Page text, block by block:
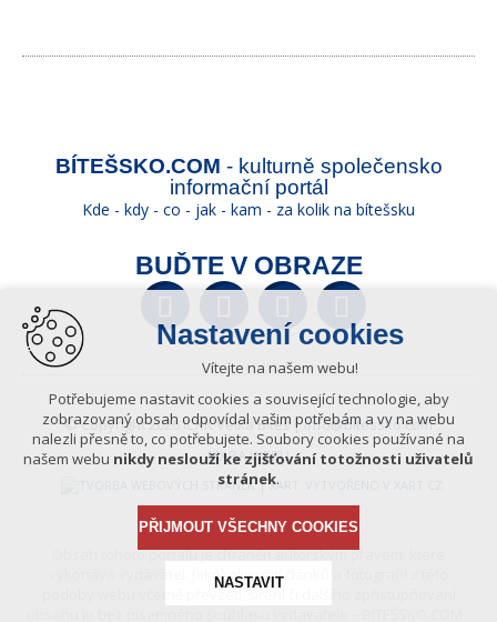
BÍTEŠSKO.COM - kulturně společensko
informační portál
Kde - kdy - co - jak - kam - za kolik na bítešsku
BUĎTE V OBRAZE
© Copyright 2026 ICKK Velká Bíteš |info@bitessko.com
MAPA WEBU
Obsah tohoto portálu je chráněn autorským právem, které
vykonává vydavatel. Jakékoliv užití článků a fotografií z této
podoby webu včetně převzetí, šíření či dalšího zpřístupňování
Nastavení cookies
Vítejte na našem webu!
Potřebujeme nastavit cookies a související technologie, aby
zobrazovaný obsah odpovídal vašim potřebám a vy na webu
nalezli přesně to, co potřebujete. Soubory cookies používané na
našem webu nikdy neslouží ke zjišťování totožnosti uživatelů
stránek.
PŘIJMOUT VŠECHNY COOKIES
NASTAVIT